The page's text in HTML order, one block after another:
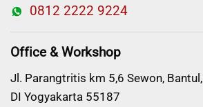
0812 2222 9224
Office & Workshop
Jl. Parangtritis km 5,6 Sewon, Bantul,
DI Yogyakarta 55187